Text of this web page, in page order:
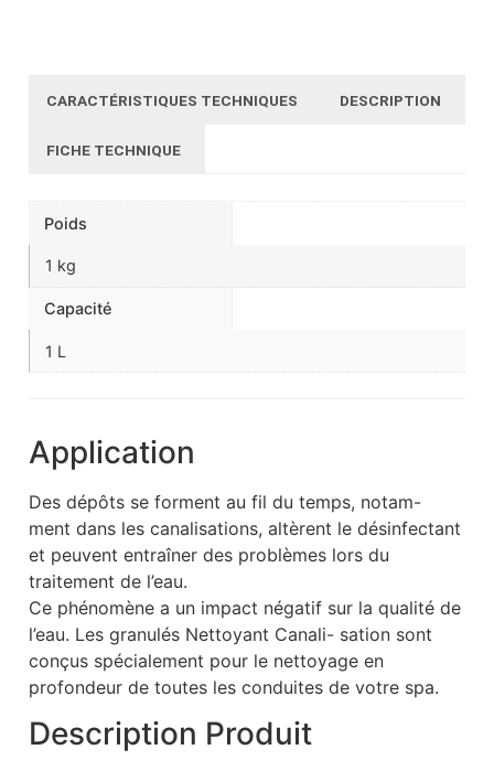
CARACTÉRISTIQUES TECHNIQUES DESCRIPTION
FICHE TECHNIQUE
Poids
1 kg
Capacité
1 L
Application
Des dépôts se forment au fil du temps, notam-
ment dans les canalisations, altèrent le désinfectant
et peuvent entraîner des problèmes lors du
traitement de l’eau.
Ce phénomène a un impact négatif sur la qualité de
l’eau. Les granulés Nettoyant Canali- sation sont
conçus spécialement pour le nettoyage en
profondeur de toutes les conduites de votre spa.
Description Produit